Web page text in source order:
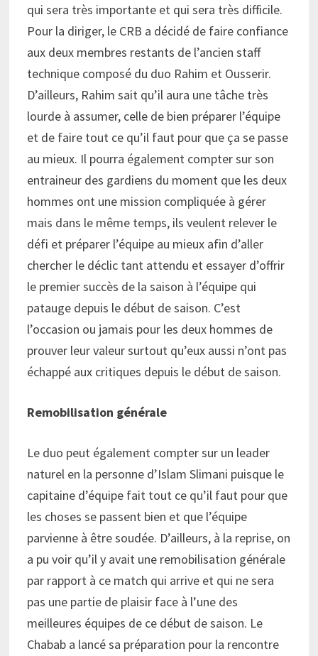
qui sera très importante et qui sera très difficile.
Pour la diriger, le CRB a décidé de faire confiance
aux deux membres restants de l’ancien staff
technique composé du duo Rahim et Ousserir.
D’ailleurs, Rahim sait qu’il aura une tâche très
lourde à assumer, celle de bien préparer l’équipe
et de faire tout ce qu’il faut pour que ça se passe
au mieux. Il pourra également compter sur son
entraineur des gardiens du moment que les deux
hommes ont une mission compliquée à gérer
mais dans le même temps, ils veulent relever le
défi et préparer l’équipe au mieux afin d’aller
chercher le déclic tant attendu et essayer d’offrir
le premier succès de la saison à l’équipe qui
patauge depuis le début de saison. C’est
l’occasion ou jamais pour les deux hommes de
prouver leur valeur surtout qu’eux aussi n’ont pas
échappé aux critiques depuis le début de saison.
Remobilisation générale
Le duo peut également compter sur un leader
naturel en la personne d’Islam Slimani puisque le
capitaine d’équipe fait tout ce qu’il faut pour que
les choses se passent bien et que l’équipe
parvienne à être soudée. D’ailleurs, à la reprise, on
a pu voir qu’il y avait une remobilisation générale
par rapport à ce match qui arrive et qui ne sera
pas une partie de plaisir face à l’une des
meilleures équipes de ce début de saison. Le
Chabab a lancé sa préparation pour la rencontre